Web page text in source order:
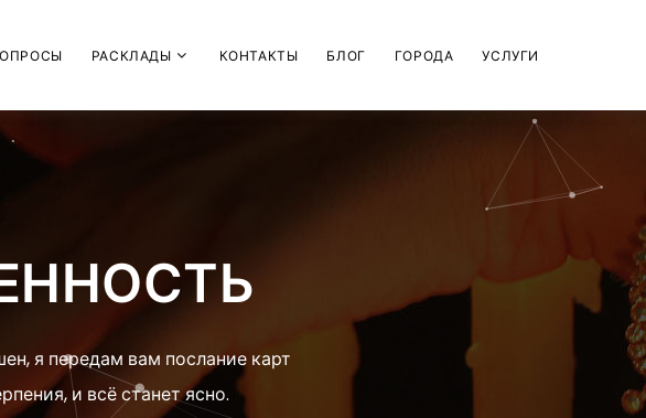
РАСКЛАДЫ КОНТАКТЫ БЛОГ ГОРОДА УСЛУГИ
я передам вам послание карт
и всё станет ясно.